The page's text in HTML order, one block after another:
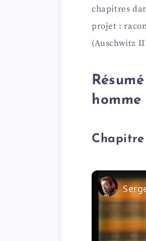
chapitres
projet :
(Auschwitz
homme
Chapitre